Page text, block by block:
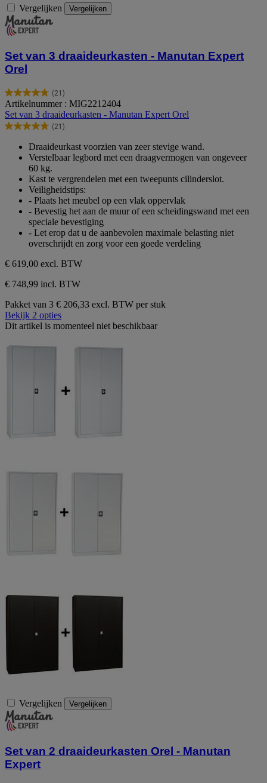
Vergelijken Vergelijken
Set van 3 draaideurkasten - Manutan Expert
Orel
(21)
4.8
van
de
5
beoordelingen
Artikelnummer : MIG2212404
Set van 3 draaideurkasten - Manutan Expert Orel
(21)
4.8
sterren.
beoordelingen
Draaideurkast voorzien van zeer stevige wand.
Verstelbaar legbord met een draagvermogen van ongeveer
60 kg.
Kast te vergrendelen met een tweepunts cilinderslot.
Veiligheidstips:
- Plaats het meubel op een vlak oppervlak
- Bevestig het aan de muur of een scheidingswand met een
speciale bevestiging
- Let erop dat u de aanbevolen maximale belasting niet
overschrijdt en zorg voor een goede verdeling
€ 619,00 excl. BTW
€ 748,99 incl. BTW
Pakket van 3 € 206,33 excl. BTW per stuk
Bekijk 2 opties
Dit artikel is momenteel niet beschikbaar
Vergelijken Vergelijken
Set van 2 draaideurkasten Orel - Manutan
Expert